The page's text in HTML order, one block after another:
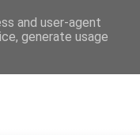
and user-agent
generate usage